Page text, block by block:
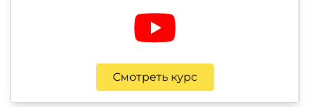
Смотреть курс